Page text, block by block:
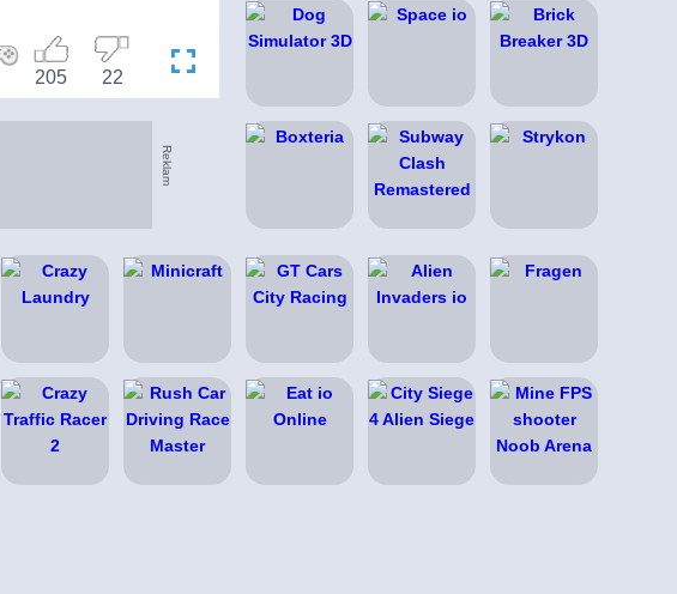
22
205
Reklam